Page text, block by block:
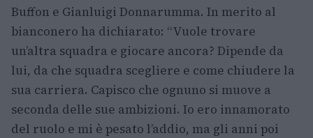
Buffon e Gianluigi Donnarumma. In merito al
bianconero ha dichiarato: “Vuole trovare
un’altra squadra e giocare ancora? Dipende da
lui, da che squadra scegliere e come chiudere la
sua carriera. Capisco che ognuno si muove a
seconda delle sue ambizioni. Io ero innamorato
del ruolo e mi è pesato l’addio, ma gli anni poi